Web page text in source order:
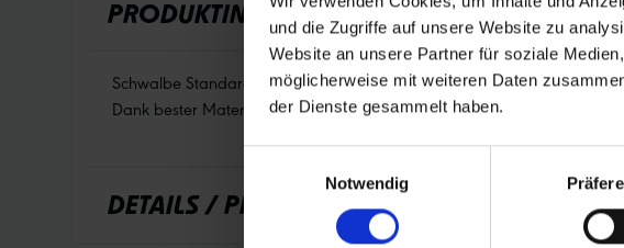
und die Zugriffe auf unsere Website zu
Website an unsere Partner für soziale
möglicherweise mit weiteren Daten
der Dienste gesammelt haben.
Notwendig
PRODUKTINFORMATIONEN
Schwalbe Standard Fahrradschlauch Nr. 13. Für Fahrradreifen in der
Dank bester Materialgüte und gleichmäßiger Wandstärke. Höchste
DETAILS / PRODUKTDATEN